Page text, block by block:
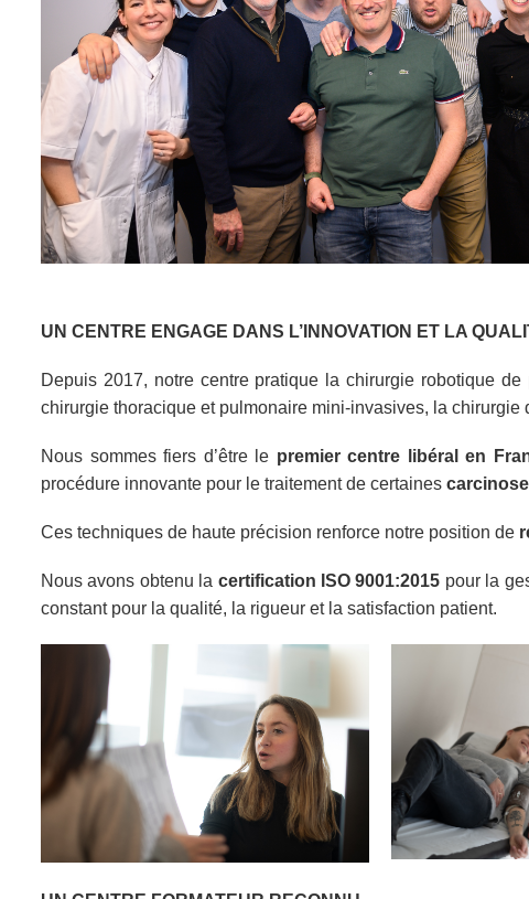
UN CENTRE ENGAGE DANS L’INNOVATION ET LA
Depuis 2017, notre centre pratique la chirurgie robotique
chirurgie thoracique et pulmonaire mini-invasives, la
Nous sommes fiers d’être le premier centre libéral en
procédure innovante pour le traitement de certaines
Ces techniques de haute précision renforce notre position de
Nous avons obtenu la certification ISO 9001:2015 pour la
constant pour la qualité, la rigueur et la satisfaction patient.